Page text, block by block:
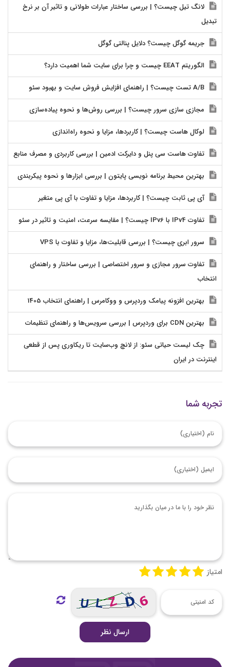
لانگ تیل چیست؟ | بررسی ساختار عبارات طولانی و تاثیر آن بر نرخ
تبدیل
جریمه گوگل چیست؟ دلایل پنالتی گوگل
الگوریتم EEAT چیست و چرا برای سایت شما اهمیت دارد؟
مجازی سازی سرور چیست؟ | بررسی روش‌ها و نحوه پیاده‌سازی
لوکال هاست چیست؟ | کاربردها، مزایا و نحوه راه‌اندازی
تفاوت هاست سی پنل و دایرکت ادمین | بررسی کاربردی و مصرف منابع
بهترین محیط برنامه نویسی پایتون | بررسی ابزارها و نحوه پیکربندی
آی پی ثابت چیست؟ | کاربردها، مزایا و تفاوت با آی پی متغیر
تفاوت IPv4 با IPv6 چیست؟ | مقایسه سرعت، امنیت و تاثیر در سئو
سرور ابری چیست؟ | بررسی قابلیت‌ها، مزایا و تفاوت با VPS
تفاوت سرور مجازی و سرور اختصاصی | بررسی ساختار و راهنمای
انتخاب
بهترین افزونه پیامک وردپرس و ووکامرس | راهنمای انتخاب 1405
بهترین CDN برای وردپرس | بررسی سرویس‌ها و راهنمای تنظیمات
چک لیست حیاتی سئو: از لانچ وب‌سایت تا ریکاوری پس از قطعی
اینترنت در ایران
تجربه شما
امتیاز
ارسال نظر